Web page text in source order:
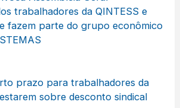
trabalhadores da QINTESS e
fazem parte do grupo econômico
prazo para trabalhadores da
sobre desconto sindical